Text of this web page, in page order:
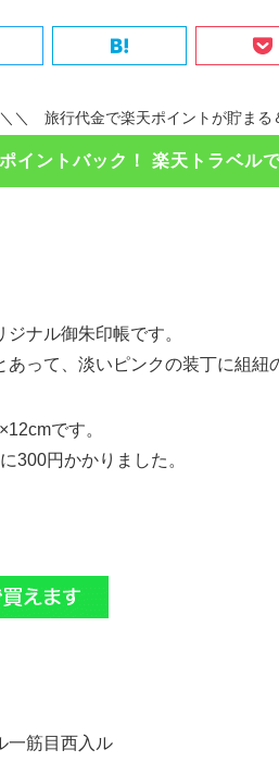
＼＼ 旅行代金で楽天ポイントが貯ま
イントバック！ 楽天トラベル
ナル御朱印帳です。
って、淡いピンクの装丁に組紐
です。
300円かかりました。
一筋目西入ル